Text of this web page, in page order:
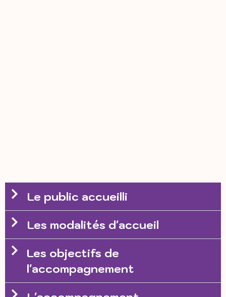
Le public accueilli
Les modalités d'accueil
Les objectifs de
l'accompagnement